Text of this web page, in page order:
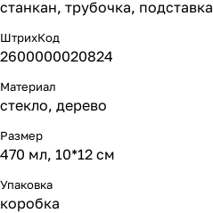
станкан, трубочка, подставка
ШтрихКод
2600000020824
Материал
стекло, дерево
Размер
470 мл, 10*12 см
Упаковка
коробка